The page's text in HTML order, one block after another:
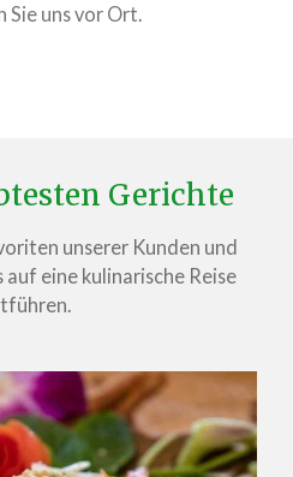
Sie uns vor Ort.
Gerichte
unserer Kunden und
auf eine kulinarische Reise